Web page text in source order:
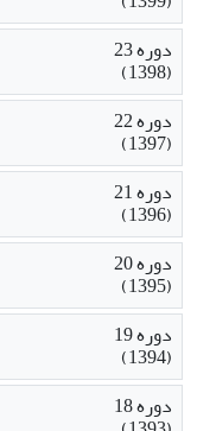
دوره 23
(1398)
دوره 22
(1397)
دوره 21
(1396)
دوره 20
(1395)
دوره 19
(1394)
دوره 18